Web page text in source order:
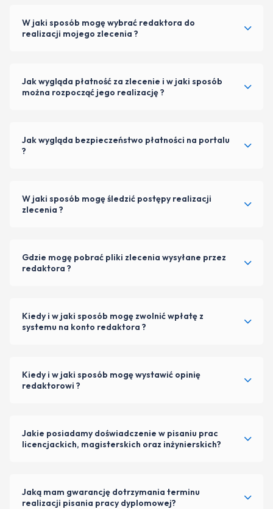
W jaki sposób mogę wybrać redaktora do
realizacji mojego zlecenia ?
Jak wygląda płatność za zlecenie i w jaki sposób
można rozpocząć jego realizację ?
Jak wygląda bezpieczeństwo płatności na portalu
?
W jaki sposób mogę śledzić postępy realizacji
zlecenia ?
Gdzie mogę pobrać pliki zlecenia wysyłane przez
redaktora ?
Kiedy i w jaki sposób mogę zwolnić wpłatę z
systemu na konto redaktora ?
Kiedy i w jaki sposób mogę wystawić opinię
redaktorowi ?
Jakie posiadamy doświadczenie w pisaniu prac
licencjackich, magisterskich oraz inżynierskich?
Jaką mam gwarancję dotrzymania terminu
realizacji pisania pracy dyplomowej?